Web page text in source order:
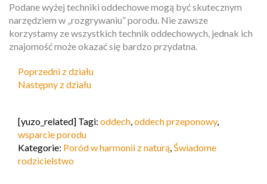
Podane wyżej techniki oddechowe mogą być skutecznym
narzędziem w „rozgrywaniu” porodu. Nie zawsze
korzystamy ze wszystkich technik oddechowych, jednak ich
znajomość może okazać się bardzo przydatna.
Poprzedni z działu
Następny z działu
[yuzo_related] Tagi: oddech,oddech przeponowy,
wsparcie porodu
Kategorie: Poród w harmonii z naturą,Świadome
rodzicielstwo